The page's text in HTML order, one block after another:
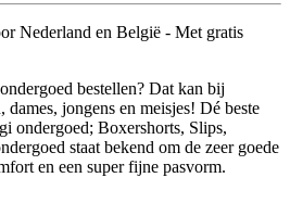
Nederland en België - Met gratis
bestellen? Dat kan bij
jongens en meisjes! Dé beste
ondergoed; Boxershorts, Slips,
staat bekend om de zeer goede
en een super fijne pasvorm.